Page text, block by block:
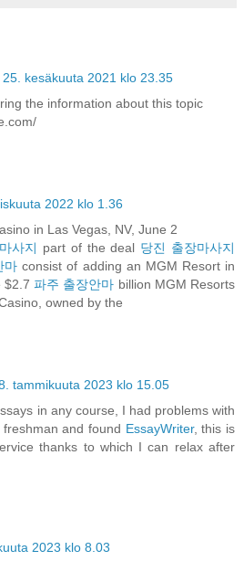
25. kesäkuuta 2021 klo 23.35
the information about this topic
2022 klo 1.36
in Las Vegas, NV, June 2
사지 part of the deal 당진 출장마사지
마 consist of adding an MGM Resort in
$2.7파주 출장안마 billion MGM Resorts
owned by the
tammikuuta 2023 klo 15.05
in any course, I had problems with
and found EssayWriter, this is
thanks to which I can relax after
2023 klo 8.03